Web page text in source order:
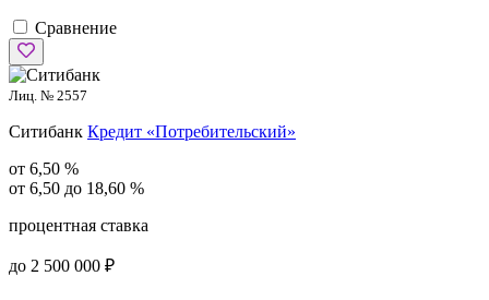
Сравнение
Лиц. № 2557
Ситибанк Кредит «Потребительский»
от 6,50 %
от 6,50 до 18,60 %
процентная ставка
до 2 500 000 ₽